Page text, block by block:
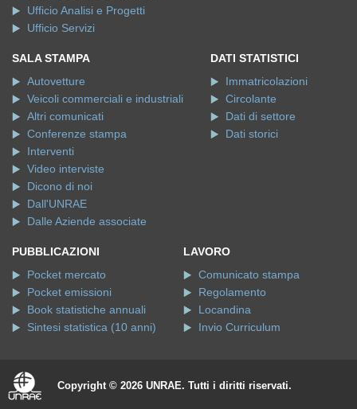
Ufficio Analisi e Progetti
Ufficio Servizi
SALA STAMPA
Autovetture
Veicoli commerciali e industriali
Altri comunicati
Conferenze stampa
Interventi
Video interviste
Dicono di noi
Dall'UNRAE
Dalle Aziende associate
DATI STATISTICI
Immatricolazioni
Circolante
Dati di settore
Dati storici
PUBBLICAZIONI
Pocket mercato
Pocket emissioni
Book statistiche annuali
Sintesi statistica (10 anni)
LAVORO
Comunicato stampa
Regolamento
Locandina
Invio Curriculum
Copyright © 2026 UNRAE. Tutti i diritti riservati.